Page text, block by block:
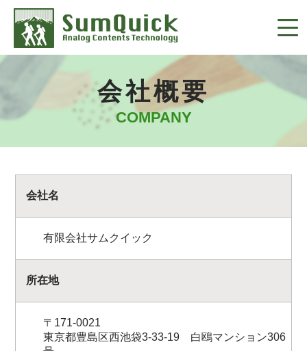
会社概要
COMPANY
会社名
有限会社サムクイック
所在地
〒171-0021
東京都豊島区西池袋3-33-19 白鴎マンション306